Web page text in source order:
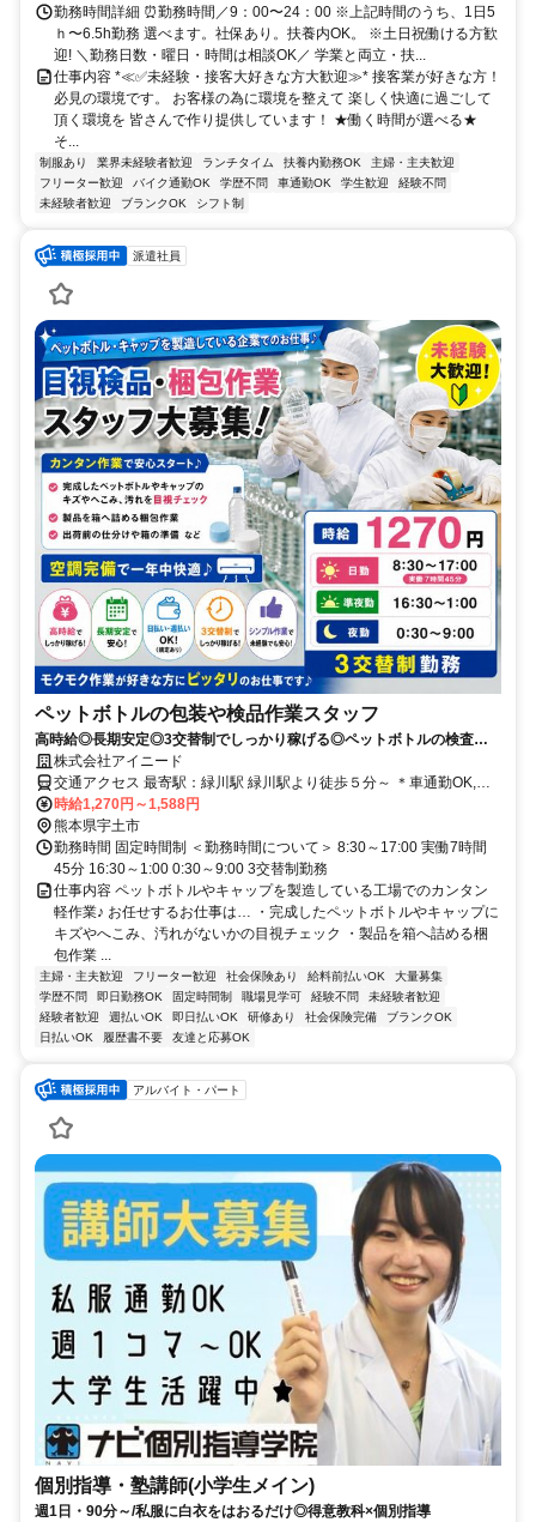
勤務時間詳細 ⏰勤務時間／9：00〜24：00 ※上記時間のうち、1日5
ｈ〜6.5h勤務 選べます。社保あり。扶養内OK。 ※土日祝働ける方歓
迎! ＼勤務日数・曜日・時間は相談OK／ 学業と両立・扶...
仕事内容 *≪✅未経験・接客大好きな方大歓迎≫* 接客業が好きな方！
必見の環境です。 お客様の為に環境を整えて 楽しく快適に過ごして
頂く環境を 皆さんで作り提供しています！ ★働く時間が選べる★
そ...
制服あり 業界未経験者歓迎 ランチタイム 扶養内勤務OK
主婦・主夫歓迎
フリーター歓迎
バイク通勤OK 学歴不問 車通勤OK 学生歓迎
経験不問
未経験者歓迎
ブランクOK シフト制
派遣社員
ペットボトルの包装や検品作業スタッフ
高時給◎長期安定◎3交替制でしっかり稼げる◎ペットボトルの検査・
梱包作業！◎日払い・週払い可
株式会社アイニード
交通アクセス 最寄駅：緑川駅 緑川駅より徒歩５分～ ＊車通勤OK,駅
近5分以内,転勤なし,バイク通勤OK
時給1,270円～1,588円
熊本県宇土市
勤務時間 固定時間制 ＜勤務時間について＞ 8:30～17:00 実働7時間
45分 16:30～1:00 0:30～9:00 3交替制勤務
仕事内容 ペットボトルやキャップを製造している工場でのカンタン
軽作業♪ お任せするお仕事は… ・完成したペットボトルやキャップに
キズやへこみ、汚れがないかの目視チェック ・製品を箱へ詰める梱
包作業 ...
主婦・主夫歓迎 フリーター歓迎 社会保険あり 給料前払いOK
大量募集
学歴不問
即日勤務OK 固定時間制 職場見学可 経験不問
未経験者歓迎
経験者歓迎
週払いOK 即日払いOK 研修あり 社会保険完備
ブランクOK
日払いOK
履歴書不要 友達と応募OK
アルバイト・パート
個別指導・塾講師(小学生メイン)
週1日・90分～/私服に白衣をはおるだけ◎得意教科×個別指導